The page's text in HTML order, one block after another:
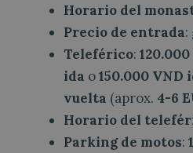
Horario del
Precio de entrada:
Teleférico:
ida o150.000 VND
vuelta (aprox. 4-6
Horario del
Parking de motos: